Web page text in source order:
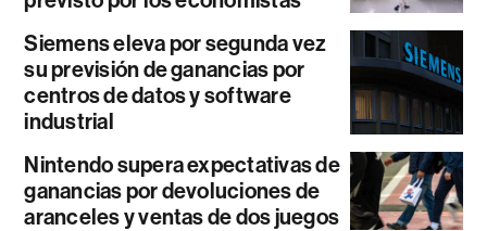
Siemens eleva por segunda vez
su previsión de ganancias por
centros de datos y software
industrial
Nintendo supera expectativas de
ganancias por devoluciones de
aranceles y ventas de dos juegos